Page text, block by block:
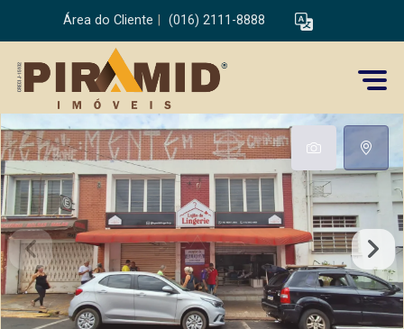
Área do Cliente (016) 2111-8888